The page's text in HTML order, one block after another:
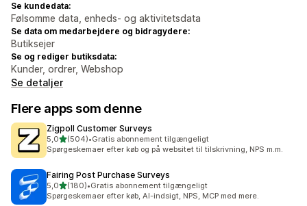
Se kundedata:
Følsomme data, enheds- og aktivitetsdata
Se data om medarbejdere og bidragydere:
Butiksejer
Se og rediger butiksdata:
Kunder, ordrer, Webshop
Se detaljer
Flere apps som denne
Zigpoll Customer Surveys
5,0ud af 5 stjerner
(504)
504 anmeldelser i alt
•Gratis abonnement tilgængeligt
Spørgeskemaer efter køb og på websitet til tilskrivning, NPS m.m.
Fairing Post Purchase Surveys
5,0ud af 5 stjerner
(180)
180 anmeldelser i alt
•Gratis abonnement tilgængeligt
Spørgeskemaer efter køb, AI-indsigt, NPS, MCP med mere.